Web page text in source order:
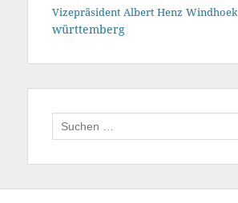
Vizepräsident Albert Henz Windhoek
württemberg
Suchen
nach: